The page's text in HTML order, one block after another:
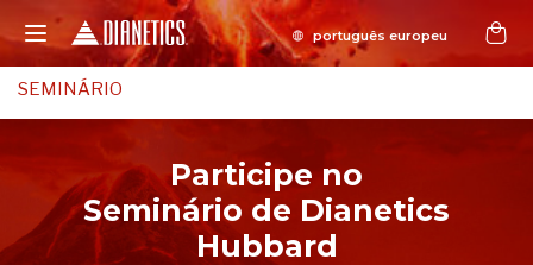
SEMINÁRIO
Participe no
Seminário de Dianetics
Hubbard